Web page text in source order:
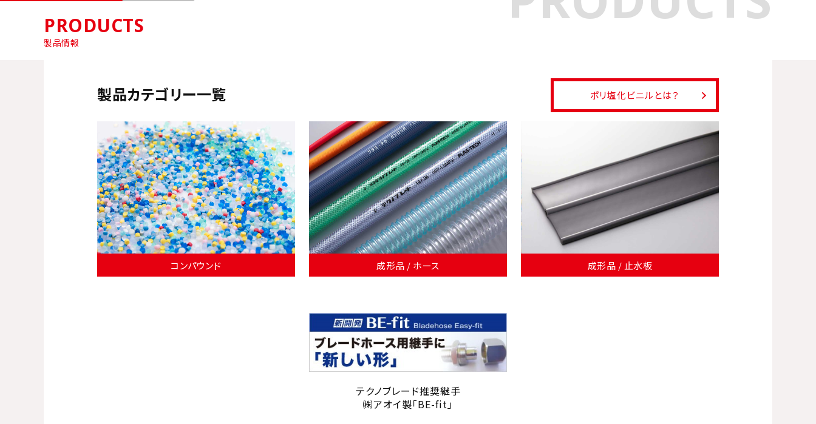
PRODUCTS
製品情報
製品カテゴリー一覧 ポリ塩化ビニルとは？
コンパウンド 成形品 / ホース 成形品 / 止水板
テクノブレード推奨継手
㈱アオイ製「BE-fit」